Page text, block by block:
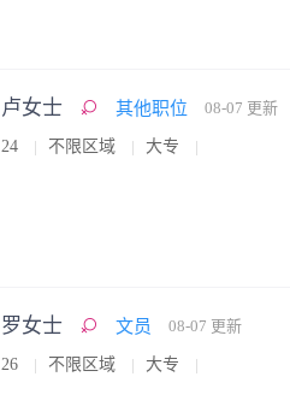
卢女士 其他职位 08-07 更新
24 不限区域 大专
罗女士 文员 08-07 更新
26 不限区域 大专